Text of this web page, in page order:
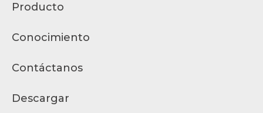
Producto
Conocimiento
Contáctanos
Descargar